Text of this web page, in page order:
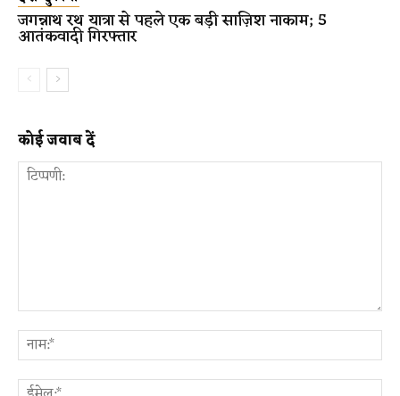
जगन्नाथ रथ यात्रा से पहले एक बड़ी साज़िश नाकाम; 5
आतंकवादी गिरफ्तार
कोई जवाब दें